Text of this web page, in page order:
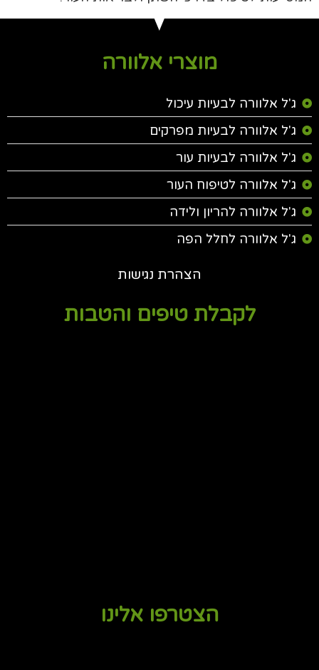
מוצרי אלוורה
ג'ל אלוורה לבעיות עיכול
ג'ל אלוורה לבעיות מפרקים
ג'ל אלוורה לבעיות עור
ג'ל אלוורה לטיפוח העור
ג'ל אלוורה להריון ולידה
ג'ל אלוורה לחלל הפה
הצהרת נגישות
לקבלת טיפים והטבות
הצטרפו אלינו